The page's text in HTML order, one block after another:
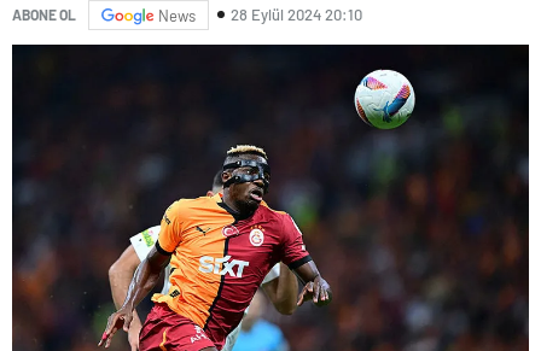
ABONE OL News 28 Eylül 2024 20:10